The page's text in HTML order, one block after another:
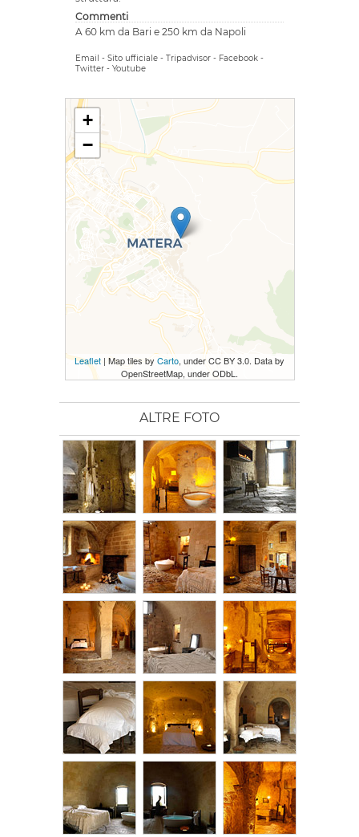
Commenti
A 60 km da Bari e 250 km da Napoli
Email - Sito ufficiale - Tripadvisor - Facebook -
Twitter - Youtube
+
−
Leaflet | Map tiles by Carto, under CC BY 3.0. Data by
OpenStreetMap, under ODbL.
ALTRE FOTO